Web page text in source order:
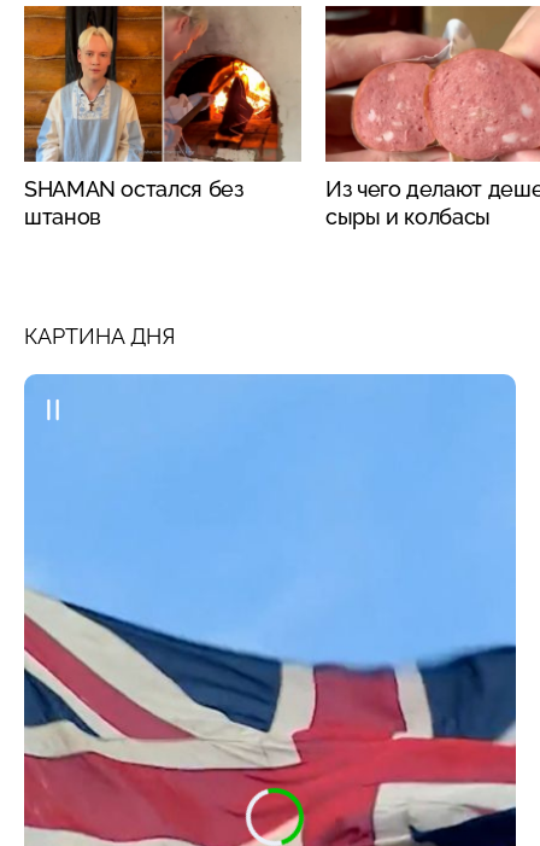
SHAMAN остался без
штанов
Из чего делают
сыры и колбасы
КАРТИНА ДНЯ